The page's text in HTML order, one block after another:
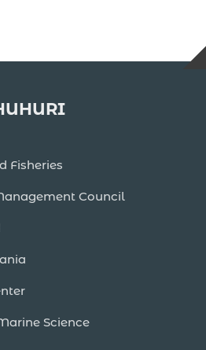
Fisheries
Council
Science